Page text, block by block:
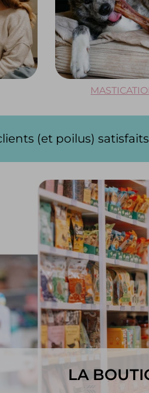
font confiance
LA